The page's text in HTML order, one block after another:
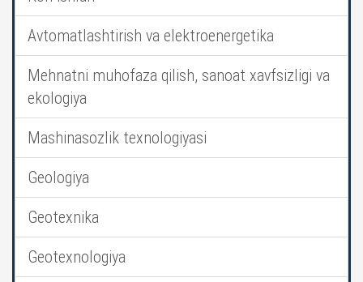
Avtomatlashtirish va elektroenergetika
Mehnatni muhofaza qilish, sanoat xavfsizligi va
ekologiya
Mashinasozlik texnologiyasi
Geologiya
Geotexnika
Geotexnologiya